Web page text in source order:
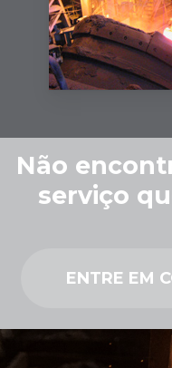
Não
serviço
ENTRE EM